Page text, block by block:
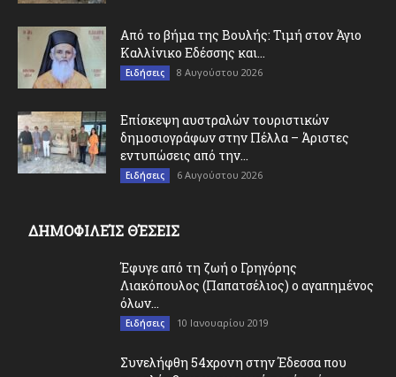
Από το βήμα της Βουλής: Τιμή στον Άγιο
Καλλίνικο Εδέσσης και...
Ειδήσεις 8 Αυγούστου 2026
Επίσκεψη αυστραλών τουριστικών
δημοσιογράφων στην Πέλλα – Άριστες
εντυπώσεις από την...
Ειδήσεις 6 Αυγούστου 2026
ΔΗΜΟΦΙΛΕΊΣ ΘΈΣΕΙΣ
Έφυγε από τη ζωή ο Γρηγόρης
Λιακόπουλος (Παπατσέλιος) ο αγαπημένος
όλων...
Ειδήσεις 10 Ιανουαρίου 2019
Συνελήφθη 54χρονη στην Έδεσσα που